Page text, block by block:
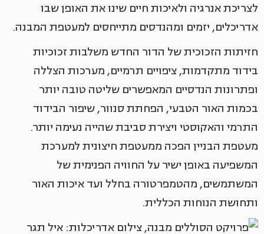
לצריכת אנרגיה ולאיכות חיים שינו את האופן שבו
אדריכלים, יזמים ומהנדסים מתייחסים למעטפת המבנה.
חזיתות הזכוכית של הדור החדש משלבות זכוכיות
בידוד מתקדמות, ציפויים תרמיים, מערכות הצללה
ופתרונות הנדסיים המאפשרים שליטה טובה יותר
בכמות האור הטבעי, הפחתת סנוור, שיפור הבידוד
התרמי והאקוסטי ויצירת סביבת שהייה נעימה יותר.
מעטפת הבניין הפכה ממעטפת חיצונית למערכת
המשפיעה באופן ישיר על החוויה הפנימית של
המשתמשים, מהטמפרטורה בחלל ועד איכות האור
ותחושת הנוחות הכללית.